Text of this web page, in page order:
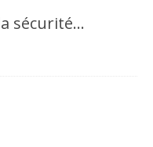
sécurité…